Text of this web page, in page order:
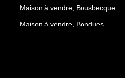
Maison à vendre, Bousbecque
Maison à vendre, Bondues